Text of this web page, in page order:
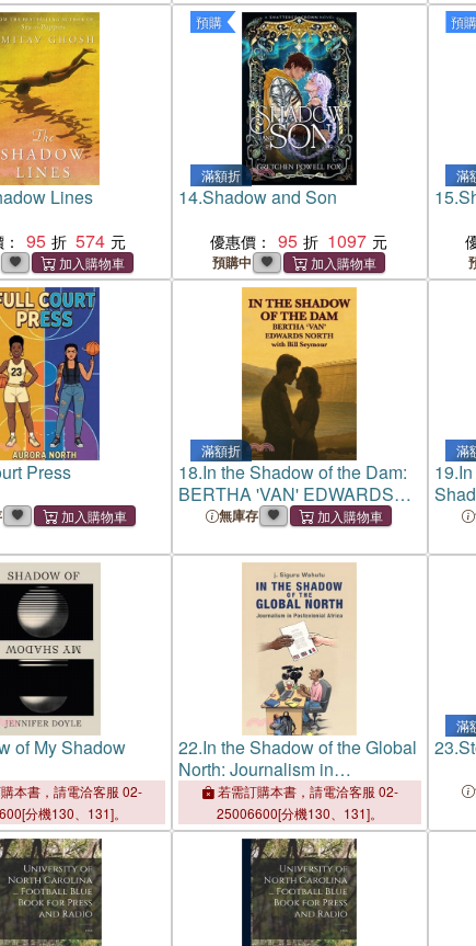
Lines
95 574
預購
滿額折
14.Shadow and Son
優惠價： 95 1097
預購中
預購
滿
15.
Press
滿額折
18.In the Shadow of the Dam:
BERTHA 'VAN' EDWARDS
NORTH with Bill Seymour
無庫存
滿
19.
of My Shadow
本書，請電洽客服 02-
分機130、131]。
22.In the Shadow of the Global
North: Journalism in
Postcolonial Africa
若需訂購本書，請電洽客服 02-
25006600[分機130、131]。
滿
23.